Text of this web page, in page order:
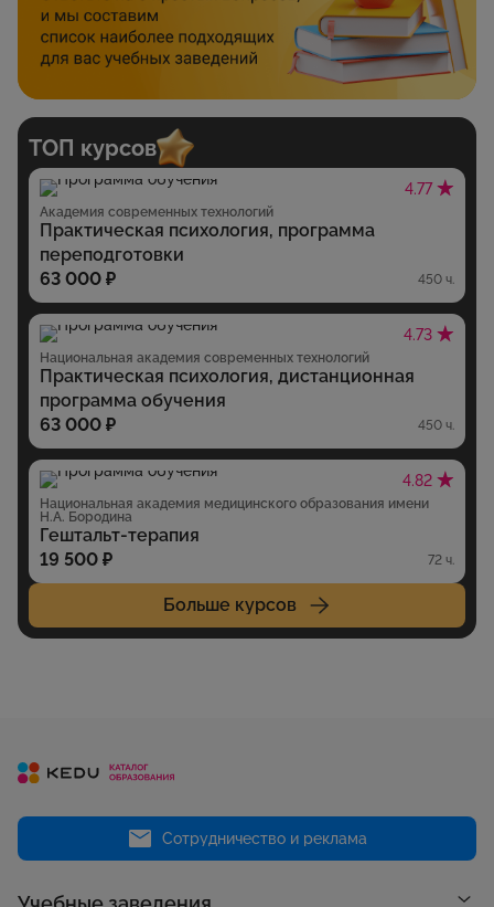
ТОП курсов
4.77
Академия современных технологий
Практическая психология, программа
переподготовки
63 000 ₽
450 ч.
4.73
Национальная академия современных технологий
Практическая психология, дистанционная
программа обучения
63 000 ₽
450 ч.
4.82
Национальная академия медицинского образования имени
Н.А. Бородина
Гештальт-терапия
19 500 ₽
72 ч.
Больше курсов
Сотрудничество и реклама